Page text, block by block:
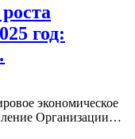
год:
экономическое
Организации…